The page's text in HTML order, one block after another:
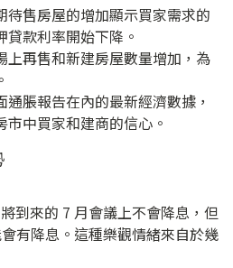
待售房屋的增加顯示買家需求的
款利率開始下降。
上再售和新建房屋數量增加，為
通脹報告在內的最新經濟數據，
中買家和建商的信心。
到來的 7 月會議上不會降息，但
有降息。這種樂觀情緒來自於幾